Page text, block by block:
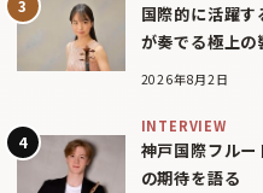
国際的に活躍
が奏でる極上の
2026年8月2日
INTERVIEW
神戸国際フル
の期待を語る